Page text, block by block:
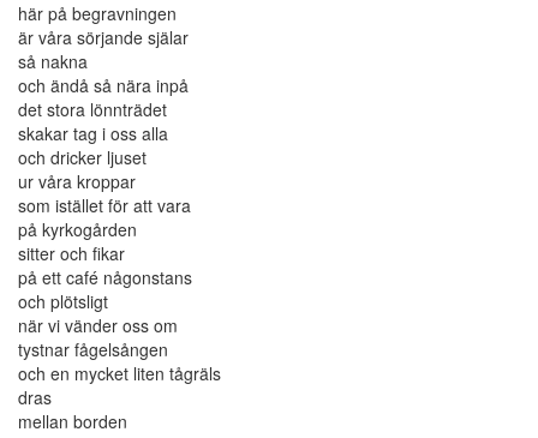
här på begravningen
är våra sörjande själar
så nakna
och ändå så nära inpå
det stora lönnträdet
skakar tag i oss alla
och dricker ljuset
ur våra kroppar
som istället för att vara
på kyrkogården
sitter och fikar
på ett café någonstans
och plötsligt
när vi vänder oss om
tystnar fågelsången
och en mycket liten tågräls
dras
mellan borden